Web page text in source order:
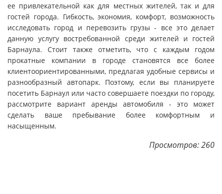
ее привлекательной как для местных жителей, так и для
гостей города. Гибкость, экономия, комфорт, возможность
исследовать город и перевозить грузы - все это делает
данную услугу востребованной среди жителей и гостей
Барнаула. Стоит также отметить, что с каждым годом
прокатные компании в городе становятся все более
клиентоориентированными, предлагая удобные сервисы и
разнообразный автопарк. Поэтому, если вы планируете
посетить Барнаул или часто совершаете поездки по городу,
рассмотрите вариант аренды автомобиля - это может
сделать ваше пребывание более комфортным и
насыщенным.
Просмотров: 260